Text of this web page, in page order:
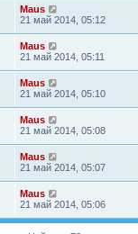
Maus
21 май 2014, 05:12
Maus
21 май 2014, 05:11
Maus
21 май 2014, 05:10
Maus
21 май 2014, 05:08
Maus
21 май 2014, 05:07
Maus
21 май 2014, 05:06